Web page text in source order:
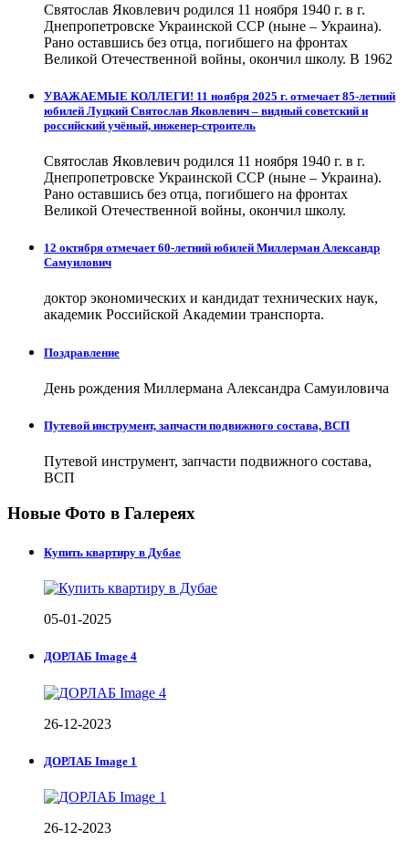
Святослав Яковлевич родился 11 ноября 1940 г. в г.
Днепропетровске Украинской ССР (ныне – Украина).
Рано оставшись без отца, погибшего на фронтах
Великой Отечественной войны, окончил школу. В 1962
УВАЖАЕМЫЕ КОЛЛЕГИ! 11 ноября 2025 г. отмечает 85-летний
юбилей Луцкий Святослав Яковлевич – видный советский и
российский учёный, инженер-строитель
Святослав Яковлевич родился 11 ноября 1940 г. в г.
Днепропетровске Украинской ССР (ныне – Украина).
Рано оставшись без отца, погибшего на фронтах
Великой Отечественной войны, окончил школу.
12 октября отмечает 60-летний юбилей Миллерман Александр
Самуилович
доктор экономических и кандидат технических наук,
академик Российской Академии транспорта.
Поздравление
День рождения Миллермана Александра Самуиловича
Путевой инструмент, запчасти подвижного состава, ВСП
Путевой инструмент, запчасти подвижного состава,
ВСП
Новые Фото в Галереях
Купить квартиру в Дубае
05-01-2025
ДОРЛАБ Image 4
26-12-2023
ДОРЛАБ Image 1
26-12-2023